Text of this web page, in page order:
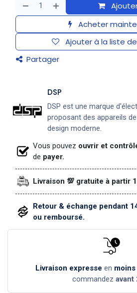
Acheter
Ajouter à la liste
Partager
DSP
DSP est une marque
proposant des appareils
design moderne.
Vous pouvez ouvrir et
de payer.
Livraison 💯 gratuite à partir
Retour & échange pendant
ou remboursé.
Livraison expresse en
commandez avant